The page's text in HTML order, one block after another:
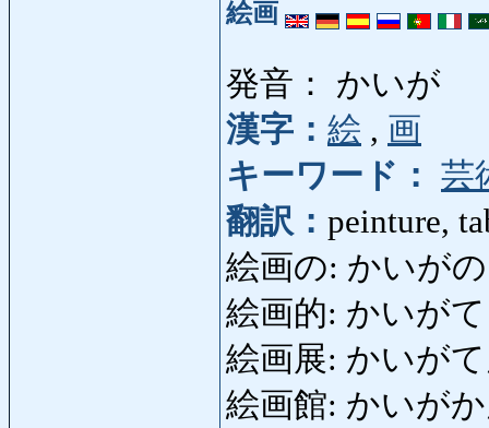
絵画
発音： かいが
漢字： 絵 , 画
キーワード： 芸
翻訳： peinture,
絵画の: かいがの
絵画的: かいが
絵画展: かいが
絵画館: かいがか